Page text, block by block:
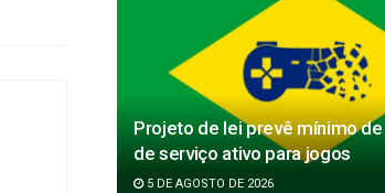
Projeto de lei prevê mínimo
de serviço ativo para jogos
5 DE AGOSTO DE 2026